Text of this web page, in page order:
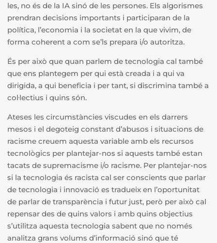
les, no és de la IA sinó de les persones. Els algorismes
prendran decisions importants i participaran de la
política, l’economia i la societat en la que vivim, de
forma coherent a com se’ls prepara i/o autoritza.
És per això que quan parlem de tecnologia cal també
que ens plantegem per qui està creada i a qui va
dirigida, a qui beneficia i per tant, si discrimina també a
col·lectius i quins són.
Ateses les circumstàncies viscudes en els darrers
mesos i el degoteig constant d’abusos i situacions de
racisme creuem aquesta variable amb els recursos
tecnològics per plantejar-nos si aquests també estan
tacats de supremacisme i/o racisme. Per plantejar-nos
si la tecnologia és racista cal ser conscients que parlar
de tecnologia i innovació es tradueix en l’oportunitat
de parlar de transparència i futur just, però per això cal
repensar des de quins valors i amb quins objectius
s’utilitza aquesta tecnologia sabent que no només
analitza grans volums d’informació sinó que té